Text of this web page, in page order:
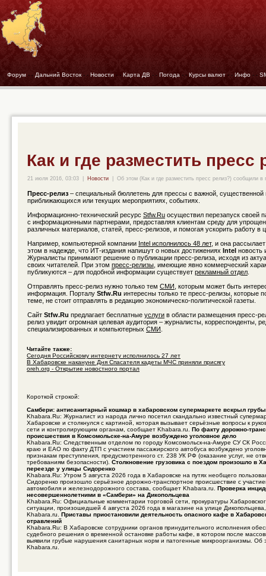
Форум - - Дальний Восток - - Новости - - Карта ДВ - - Погода - - Курсы валют - - Инфо - -
Как и где разместить пресс
21 июля 2016, 03:03 Новости Об этом (Как и где разместить пресс релиз?) сообщили в
Пресс-релиз – специальный бюллетень для прессы с важной,
приближающихся или текущих мероприятиях, событиях.
Информационно-технический ресурс Stfw.Ru осуществил перезапуск своей
с информационными партнерами, предоставляя клиентам среду для
различных материалов, статей, пресс-релизов, и помогая ускорить работу в
Например, компьютерной компании Intel исполнилось 48 лет, и она
этом в надежде, что ИТ-издания напишут о новых достижениях Intel новость
Журналисты принимают решение о публикации пресс-релиза, исходя из
своих читателей. При этом пресс-релизы , имеющие явно коммерческий
публикуются – для подобной информации существует рекламный отдел
Отправлять пресс-релиз нужно только тем СМИ , которым может быть
информация. Порталу Stfw.Ru интересны только те пресс-релизы, которые
теме, не стоит отправлять в редакцию экономическо-политической газеты.
Сайт Stfw.Ru предлагает бесплатные услуги в области размещения пресс-
релиз увидит огромная целевая аудитория – журналисты, корреспонденты,
специализированных и компьютерных СМИ
Читайте также:
Сегодня Российскому интернету исполнилось 27 лет
В Хабаровске накануне Дня Спасателя кадеты МЧС приняли присягу
oreh.org - Открытие новостного портал
Короткой строкой:
Самбери: антисанитарный кошмар в хабаровском супермаркете вскрыл
Khabara.Ru: Журналист из народа лично посетил скандально известный
Хабаровске и столкнулся с картиной, которая вызывает серьёзные вопросы к
сети и контролирующим органам, сообщает Khabara.ru. По факту дорожно-
происшествия в Комсомольске-на-Амуре возбуждено уголовное дело
Khabara.Ru: Следственным отделом по городу Комсомольск-на-Амуре СУ СК
краю и ЕАО по факту ДТП с участием пассажирского автобуса возбуждено
признакам преступления, предусмотренного ст. 238 УК РФ (оказание услуг, не
требованиям безопасности). Столкновение грузовика с поездом произошло в
переезде у улицы Сидоренко
Khabara.Ru: Утром 5 августа 2026 года в Хабаровске на путях необщего
Сидоренко произошло серьёзное дорожно-транспортное происшествие с
автомобиля и железнодорожного состава, сообщает Khabara.ru. Проверка
несовершеннолетними в «Самбери» на Дикопольцева
Khabara.Ru: Официальные комментарии торговой сети, прокуратуры
ситуации, произошедшей 4 августа 2026 года в магазине на улице
Khabara.ru. Приставы приостановили деятельность опасного кафе в
отравлений
Khabara.Ru: В Хабаровске сотрудники органов принудительного исполнения
судебного решения о временной остановке работы кафе, в котором после
выявили грубые нарушения санитарных норм и патогенные микроорганизмы. Об
Khabara.ru.